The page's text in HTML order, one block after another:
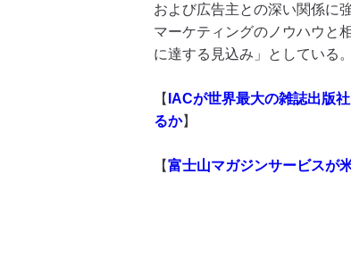
および広告主との深い関係に
マーケティングのノウハウと
に達する見込み」としている
【 IACが世界最大の雑誌出版
るか】
【富士山マガジンサービスが